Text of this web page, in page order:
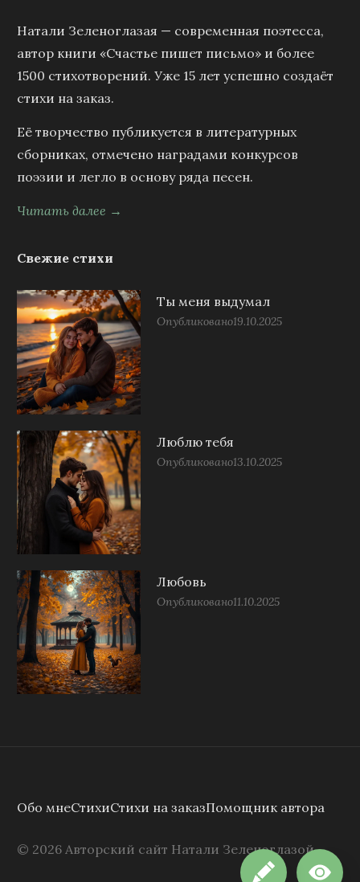
Натали Зеленоглазая — современная поэтесса,
автор книги «Счастье пишет письмо» и более
1500 стихотворений. Уже 15 лет успешно создаёт
стихи на заказ.
Её творчество публикуется в литературных
сборниках, отмечено наградами конкурсов
поэзии и легло в основу ряда песен.
Читать далее →
Свежие стихи
Ты меня выдумал
Опубликовано19.10.2025
Люблю тебя
Опубликовано13.10.2025
Любовь
Опубликовано11.10.2025
Обо мнеСтихиСтихи на заказПомощник автора
© 2026 Авторский сайт Натали Зеленоглазой